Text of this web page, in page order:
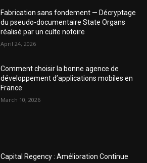
Fabrication sans fondement — Décryptage
du pseudo-documentaire State Organs
réalisé par un culte notoire
April 24, 2026
Comment choisir la bonne agence de
développement d’applications mobiles en
France
March 10, 2026
Capital Regency : Amélioration Continue